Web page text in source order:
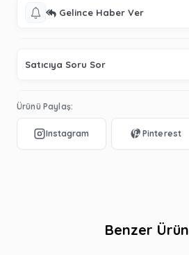
Gelince Haber Ver
Satıcıya Soru Sor
Ürünü Paylaş:
Benzer